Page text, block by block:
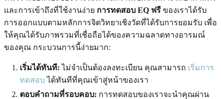
และการเข้าถึงที่ใช้งานง่าย การทดสอบ EQ ฟรี ของเราได้รับ
การออกแบบตามหลักการจิตวิทยาเชิงวัดที่ได้รับการยอมรับ เพื่อ
ให้คุณได้รับภาพรวมที่เชื่อถือได้ของความฉลาดทางอารมณ์
ของคุณ กระบวนการนี้ง่ายมาก:
เริ่มได้ทันที: ไม่จำเป็นต้องลงทะเบียน คุณสามารถ เริ่มการ
ทดสอบ ได้ทันทีที่คุณเข้าสู่หน้าของเรา
ตอบคำถามที่รอบคอบ: การทดสอบของเราจะนำคุณผ่าน